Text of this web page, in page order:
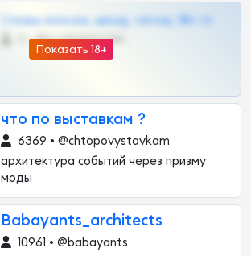
Показать 18+
Сливы вписок, шкод, теток, 18+ тг
0 •
что по выставкам ?
6369 • @chtopovystavkam
архитектура событий через призму
моды
Babayants_architects
10961 • @babayants